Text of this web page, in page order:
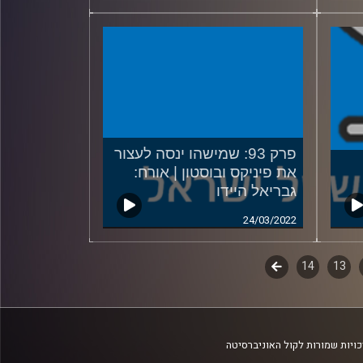
פרק 93: שמישהו ינסה לעצור
את פיניקס ובוסטון | אורח:
גבריאל היידו
24/03/2022
13
14
לשלב
שמורות לקול האוניברסיטה